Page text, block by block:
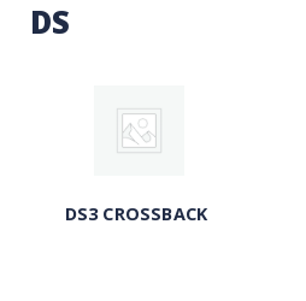
DS
DS3 CROSSBACK